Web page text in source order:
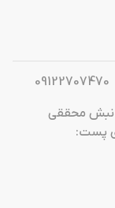
09122707470
نبش محققی
آیدی پست: